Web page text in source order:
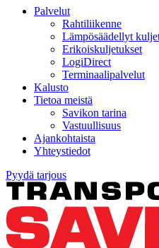
Palvelut
Rahtiliikenne
Lämpösäädellyt
Erikoiskuljetukset
LogiDirect
Terminaalipalvelut
Kalusto
Tietoa meistä
Savikon tarina
Vastuullisuus
Ajankohtaista
Yhteystiedot
Pyydä tarjous